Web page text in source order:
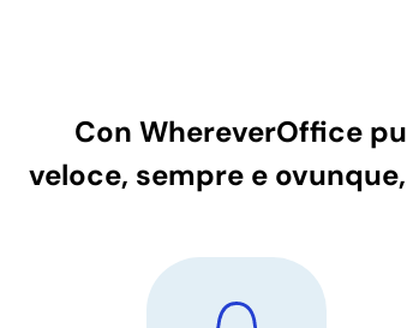
Con WhereverOffice
veloce, sempre e